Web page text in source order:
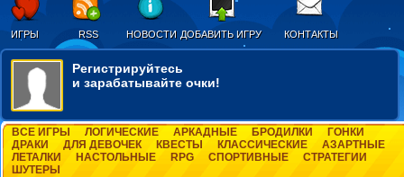
ИГРЫ RSS НОВОСТИ ДОБАВИТЬ ИГРУ КОНТАКТЫ
Регистрируйтесь
и зарабатывайте очки!
ВСЕ ИГРЫ ЛОГИЧЕСКИЕ АРКАДНЫЕ БРОДИЛКИ
ГОНКИ
ДРАКИ
ДЛЯ ДЕВОЧЕК КВЕСТЫ КЛАССИЧЕСКИЕ
АЗАРТНЫЕ
ЛЕТАЛКИ
НАСТОЛЬНЫЕ RPG СПОРТИВНЫЕ
СТРАТЕГИИ
ШУТЕРЫ